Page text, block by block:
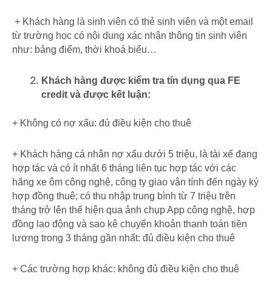
+ Khách hàng là sinh viên có thẻ sinh viên và một email
từ trường học có nội dung xác nhận thông tin sinh viên
như: bảng điểm, thời khoá biểu…
Khách hàng được kiểm tra tín dụng qua FE
credit và được kết luận:
+ Không có nợ xấu: đủ điều kiện cho thuê
+ Khách hàng cá nhân nợ xấu dưới 5 triệu, là tài xế đang
hợp tác và có ít nhất 6 tháng liên tục hợp tác với các
hãng xe ôm công nghệ, công ty giao vận tính đến ngày ký
hợp đồng thuê; có thu nhập trung bình từ 7 triệu trên
tháng trở lên thể hiện qua ảnh chụp App công nghệ, hợp
đồng lao động và sao kê chuyển khoản thanh toán tiền
lương trong 3 tháng gần nhất: đủ điều kiện cho thuê
+ Các trường hợp khác: không đủ điều kiện cho thuê